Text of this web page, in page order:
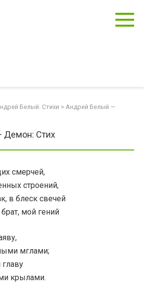
Белый: Стихи > Андрей Белый —
Демон: Стих
смерчей,
строений,
в блеск свечей
мой гений
мглами;
главу
крылами.